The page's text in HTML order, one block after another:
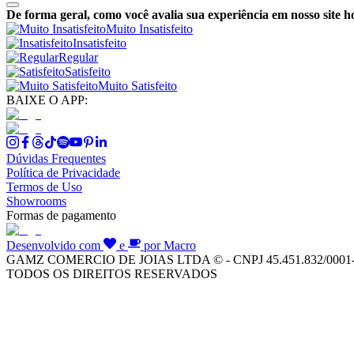
De forma geral, como você avalia sua experiência em nosso site
Muito Insatisfeito
Insatisfeito
Regular
Satisfeito
Muito Satisfeito
BAIXE O APP:
Dúvidas Frequentes
Política de Privacidade
Termos de Uso
Showrooms
Formas de pagamento
Desenvolvido com e
por Macro
GAMZ COMERCIO DE JOIAS LTDA © - CNPJ 45.451.832/
TODOS OS DIREITOS RESERVADOS